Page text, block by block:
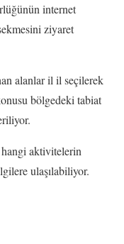
internet
ziyaret
alanlar il il seçilerek
bölgedeki tabiat
aktivitelerin
ulaşılabiliyor.